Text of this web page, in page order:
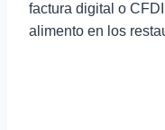
factura digital o
alimento en los